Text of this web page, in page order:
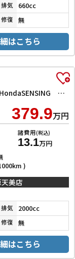
排気 660cc
修復 無
はこちら
e：HEVスパーダ 登録済未使用車 禁煙車 HondaSENSING 両側自動ドア アダプティブクルーズコントロール 電子パーキング パワーバックドア アダプティブクルーズコントロール ブラインドスポットモニター
379.9万円
諸費用(税込)
13.1万円
)
美店
排気 2000cc
修復 無
はこちら